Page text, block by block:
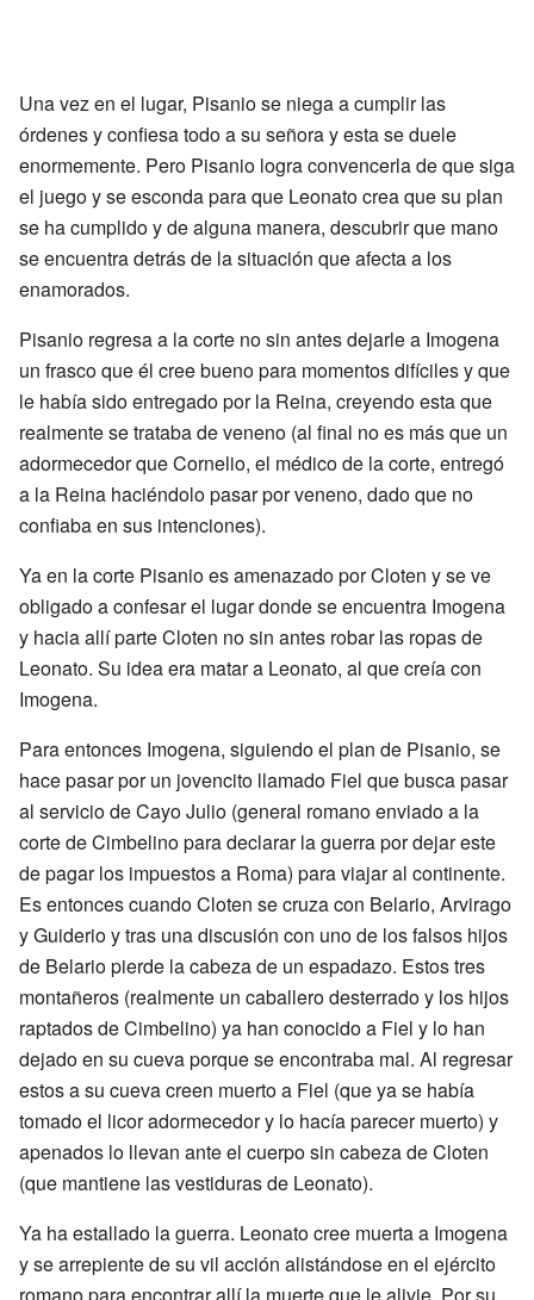
Una vez en el lugar, Pisanio se niega a cumplir las
órdenes y confiesa todo a su señora y esta se duele
enormemente. Pero Pisanio logra convencerla de que siga
el juego y se esconda para que Leonato crea que su plan
se ha cumplido y de alguna manera, descubrir que mano
se encuentra detrás de la situación que afecta a los
enamorados.
Pisanio regresa a la corte no sin antes dejarle a Imogena
un frasco que él cree bueno para momentos difíciles y que
le había sido entregado por la Reina, creyendo esta que
realmente se trataba de veneno (al final no es más que un
adormecedor que Cornelio, el médico de la corte, entregó
a la Reina haciéndolo pasar por veneno, dado que no
confiaba en sus intenciones).
Ya en la corte Pisanio es amenazado por Cloten y se ve
obligado a confesar el lugar donde se encuentra Imogena
y hacia allí parte Cloten no sin antes robar las ropas de
Leonato. Su idea era matar a Leonato, al que creía con
Imogena.
Para entonces Imogena, siguiendo el plan de Pisanio, se
hace pasar por un jovencito llamado Fiel que busca pasar
al servicio de Cayo Julio (general romano enviado a la
corte de Cimbelino para declarar la guerra por dejar este
de pagar los impuestos a Roma) para viajar al continente.
Es entonces cuando Cloten se cruza con Belario, Arvirago
y Guiderio y tras una discusión con uno de los falsos hijos
de Belario pierde la cabeza de un espadazo. Estos tres
montañeros (realmente un caballero desterrado y los hijos
raptados de Cimbelino) ya han conocido a Fiel y lo han
dejado en su cueva porque se encontraba mal. Al regresar
estos a su cueva creen muerto a Fiel (que ya se había
tomado el licor adormecedor y lo hacía parecer muerto) y
apenados lo llevan ante el cuerpo sin cabeza de Cloten
(que mantiene las vestiduras de Leonato).
Ya ha estallado la guerra. Leonato cree muerta a Imogena
y se arrepiente de su vil acción alistándose en el ejército